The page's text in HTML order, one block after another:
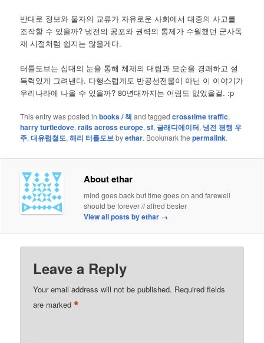
반대로 정보와 물자의 교류가 자유로운 사회에서 대중의 사고를
조작할 수 있을까? 냉전의 공포와 권력의 통제가 수월했던 군사독
재 시절처럼 쉽지는 않을게다.
터틀도브는 십대의 눈을 통해 체제의 대립과 모순을 경쾌하고 설
득력있게 그려낸다. 다행스럽게도 반공선전물이 아닌 이 이야기가
우리나라에 나올 수 있을까? 80년대까지는 어림도 없었을걸. :p
This entry was posted inbooks / 책 and taggedcrosstime traffic,
harry turtledove,rails across europe,sf, 글래디에이터, 냉전 평행 우
주,대유럽철도,해리 터틀도브byethar. Bookmark thepermalink.
About ethar
mind goes back but time goes on and farewell
should be forever // alfred bester
View all posts by ethar →
Leave a Reply
Your email address will not be published. Required fields
are marked*